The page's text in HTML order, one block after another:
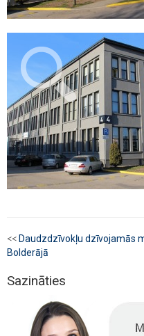
<< Daudzdzīvokļu dzīvojamās
Bolderājā
Sazināties